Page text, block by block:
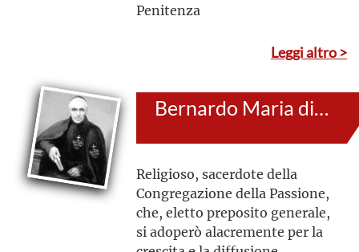
Penitenza
Leggi altro >
Bernardo Maria di Gesù
Religioso, sacerdote della
Congregazione della Passione,
che, eletto preposito generale,
si adoperò alacremente per la